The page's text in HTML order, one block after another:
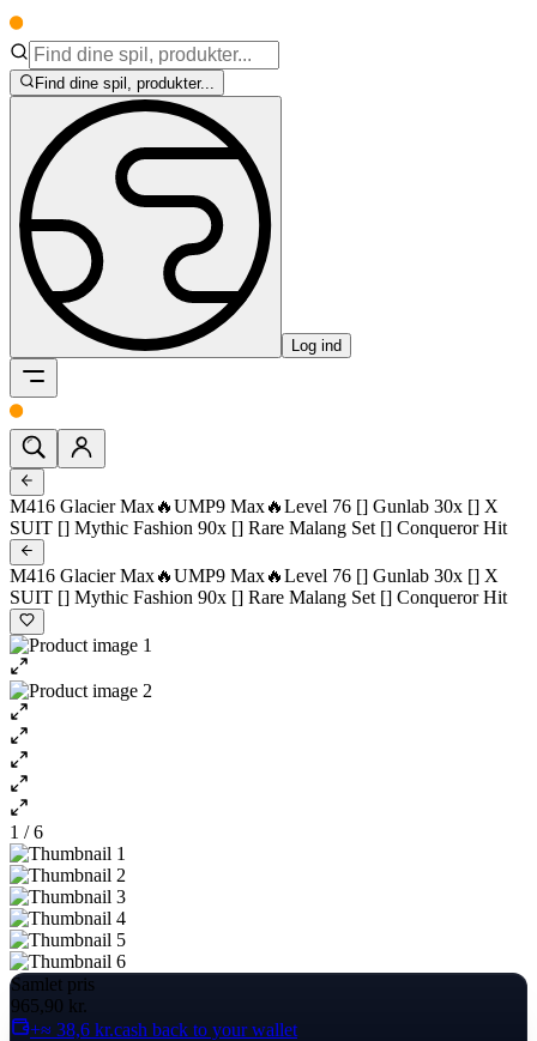
Find dine spil, produkter...
Log ind
M416 Glacier Max🔥UMP9 Max🔥Level 76 [] Gunlab 30x [] X
SUIT [] Mythic Fashion 90x [] Rare Malang Set [] Conqueror Hit
M416 Glacier Max🔥UMP9 Max🔥Level 76 [] Gunlab 30x [] X
SUIT [] Mythic Fashion 90x [] Rare Malang Set [] Conqueror Hit
1 / 6
Samlet pris
965,90 kr.
+≈ 38,6 kr.cash back to your wallet